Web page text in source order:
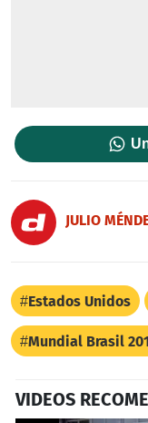
JULIO
Estados Unidos
Mundial Brasil
VIDEOS